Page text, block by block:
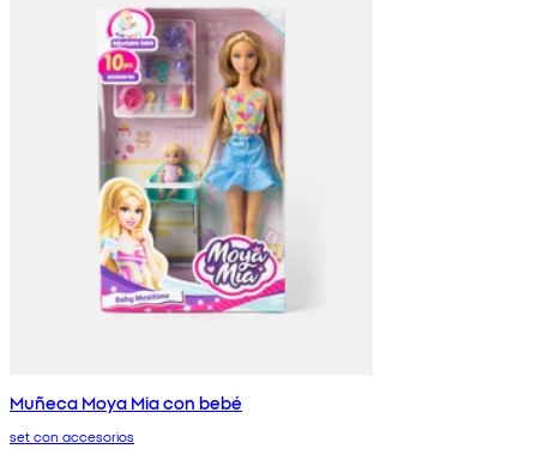
Muñeca Moya Mia con bebé
set con accesorios